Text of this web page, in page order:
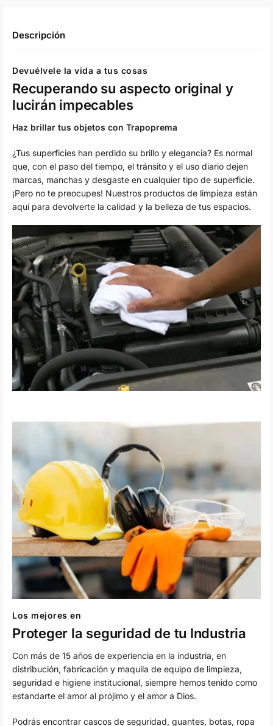
Descripción
Devuélvele la vida a tus cosas
Recuperando su aspecto original y
lucirán impecables
Haz brillar tus objetos con Trapoprema
¿Tus superficies han perdido su brillo y elegancia? Es normal
que, con el paso del tiempo, el tránsito y el uso diario dejen
marcas, manchas y desgaste en cualquier tipo de superficie.
¡Pero no te preocupes! Nuestros productos de limpieza están
aquí para devolverte la calidad y la belleza de tus espacios.
Los mejores en
Proteger la seguridad de tu Industria
Con más de 15 años de experiencia en la industria, en
distribución, fabricación y maquila de equipo de limpieza,
seguridad e higiene institucional, siempre hemos tenido como
estandarte el amor al prójimo y el amor a Dios.
Podrás encontrar cascos de seguridad, guantes, botas, ropa